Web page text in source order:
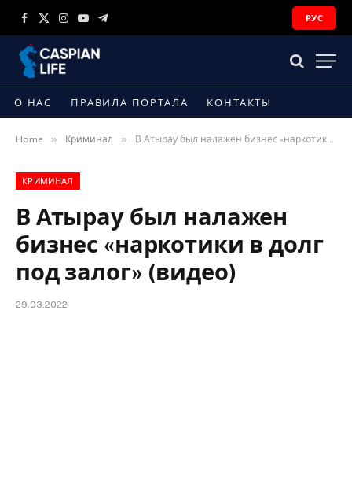
Facebook
X
Instagram
YouTubeTelegram
РУС
О НАС ПРАВИЛА ПОРТАЛА КОНТАКТЫ
Home » Криминал » В Атырау был налажен бизнес «наркотики в долг под залог» (видео)
КРИМИНАЛ
В Атырау был налажен
бизнес «наркотики в долг
под залог» (видео)
29.03.2022